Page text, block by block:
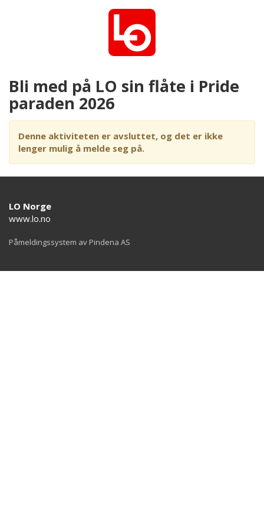
Bli med på LO sin flåte i Pride
paraden 2026
Denne aktiviteten er avsluttet, og det er ikke
lenger mulig å melde seg på.
LO Norge
www.lo.no
Påmeldingssystem av Pindena AS